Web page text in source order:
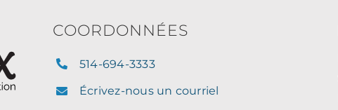
COORDONNÉES
514-694-3333
Écrivez-nous un courriel